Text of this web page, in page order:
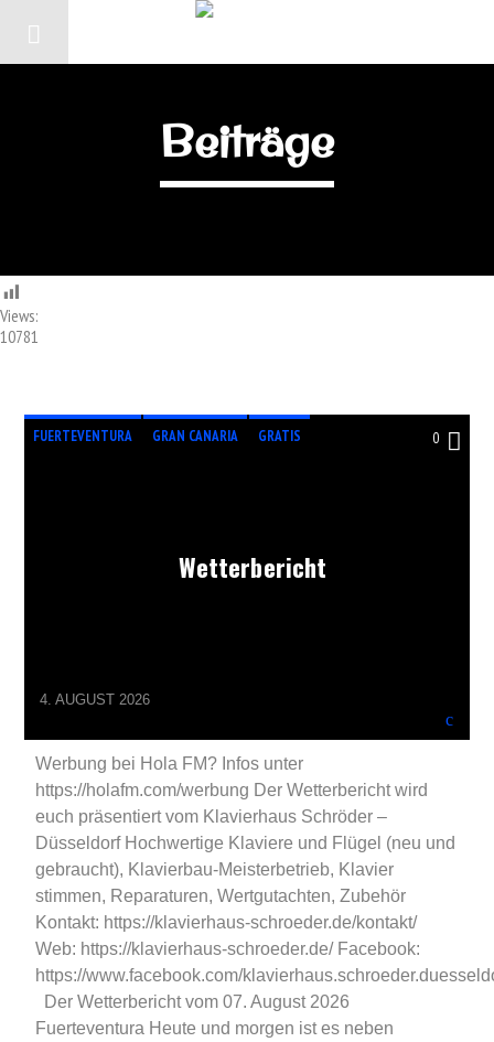
Beiträge
Views:
10781
FUERTEVENTURA GRAN CANARIA GRATIS 0
Wetterbericht
4. AUGUST 2026
Werbung bei Hola FM? Infos unter
https://holafm.com/werbung Der Wetterbericht wird
euch präsentiert vom Klavierhaus Schröder –
Düsseldorf Hochwertige Klaviere und Flügel (neu und
gebraucht), Klavierbau-Meisterbetrieb, Klavier
stimmen, Reparaturen, Wertgutachten, Zubehör
Kontakt: https://klavierhaus-schroeder.de/kontakt/
Web: https://klavierhaus-schroeder.de/ Facebook:
https://www.facebook.com/
Der Wetterbericht vom 07. August 2026
Fuerteventura Heute und morgen ist es neben